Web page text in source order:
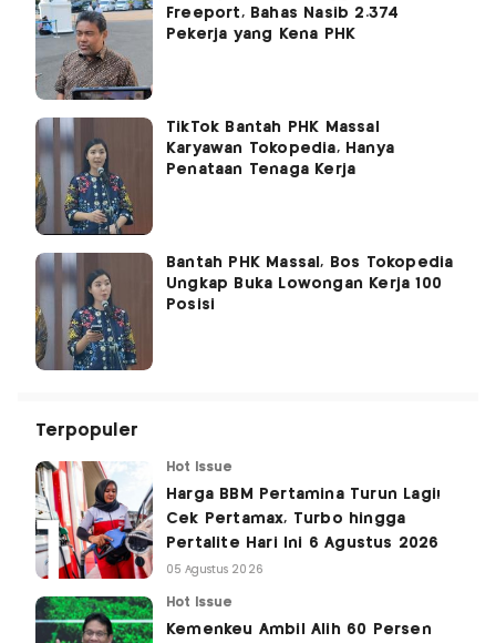
Freeport, Bahas Nasib 2.374
Pekerja yang Kena PHK
TikTok Bantah PHK Massal
Karyawan Tokopedia, Hanya
Penataan Tenaga Kerja
Bantah PHK Massal, Bos Tokopedia
Ungkap Buka Lowongan Kerja 100
Posisi
Terpopuler
Hot Issue
Harga BBM Pertamina Turun Lagi!
Cek Pertamax, Turbo hingga
Pertalite Hari Ini 6 Agustus 2026
05 Agustus 2026
Hot Issue
Kemenkeu Ambil Alih 60 Persen